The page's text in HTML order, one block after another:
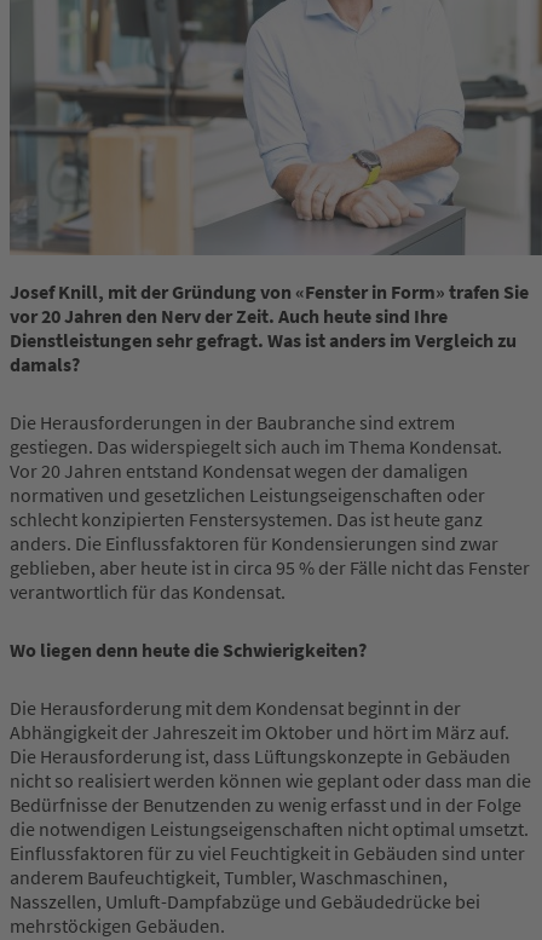
Josef Knill, mit der Gründung von «Fenster in Form» trafen Sie
vor 20 Jahren den Nerv der Zeit. Auch heute sind Ihre
Dienstleistungen sehr gefragt. Was ist anders im Vergleich zu
damals?
Die Herausforderungen in der Baubranche sind extrem
gestiegen. Das widerspiegelt sich auch im Thema Kondensat.
Vor 20 Jahren entstand Kondensat wegen der damaligen
normativen und gesetzlichen Leistungseigenschaften oder
schlecht konzipierten Fenstersystemen. Das ist heute ganz
anders. Die Einflussfaktoren für Kondensierungen sind zwar
geblieben, aber heute ist in circa 95 % der Fälle nicht das Fenster
verantwortlich für das Kondensat.
Wo liegen denn heute die Schwierigkeiten?
Die Herausforderung mit dem Kondensat beginnt in der
Abhängigkeit der Jahreszeit im Oktober und hört im März auf.
Die Herausforderung ist, dass Lüftungskonzepte in Gebäuden
nicht so realisiert werden können wie geplant oder dass man die
Bedürfnisse der Benutzenden zu wenig erfasst und in der Folge
die notwendigen Leistungseigenschaften nicht optimal umsetzt.
Einflussfaktoren für zu viel Feuchtigkeit in Gebäuden sind unter
anderem Baufeuchtigkeit, Tumbler, Waschmaschinen,
Nasszellen, Umluft-Dampfabzüge und Gebäudedrücke bei
mehrstöckigen Gebäuden.